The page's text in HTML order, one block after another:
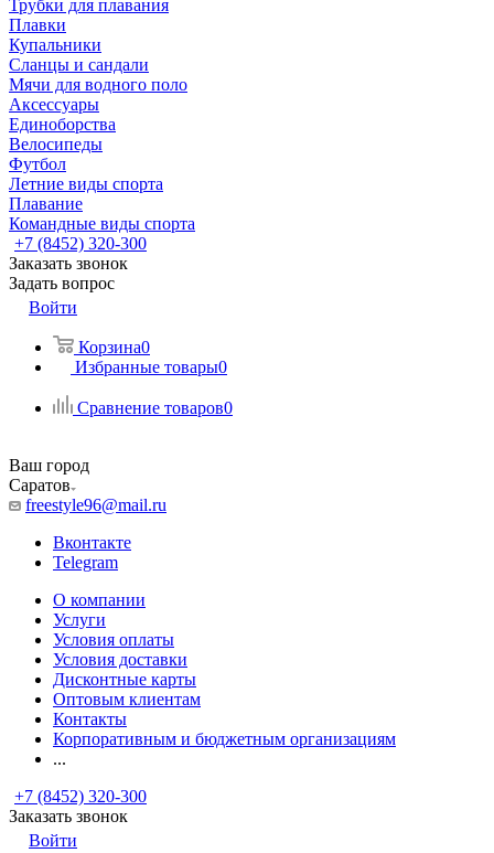
Трубки для плавания
Плавки
Купальники
Сланцы и сандали
Мячи для водного поло
Аксессуары
Единоборства
Велосипеды
Футбол
Летние виды спорта
Плавание
Командные виды спорта
+7 (8452) 320-300
Заказать звонок
Задать вопрос
Войти
Корзина0
Избранные товары0
Сравнение товаров0
Ваш город
Саратов
freestyle96@mail.ru
Вконтакте
Telegram
О компании
Услуги
Условия оплаты
Условия доставки
Дисконтные карты
Оптовым клиентам
Контакты
Корпоративным и бюджетным организациям
...
+7 (8452) 320-300
Заказать звонок
Войти